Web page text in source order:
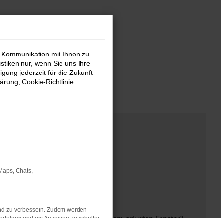
mit Ihnen zu
nur, wenn Sie uns Ihre
jederzeit für die Zukunft
Cookie-Richtlinie
Chats,
zu verbessern. Zudem werden